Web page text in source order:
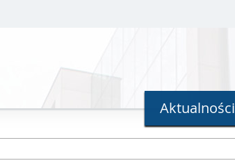
Aktualności